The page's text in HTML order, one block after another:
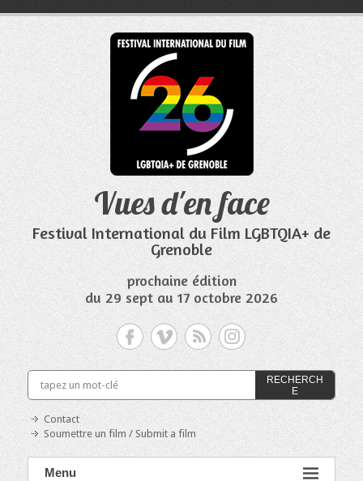
Vues d'en face
Festival International du Film LGBTQIA+ de
Grenoble
prochaine édition
du 29 sept au 17 octobre 2026
RECHERCH
E
Contact
Soumettre un film / Submit a film
Menu